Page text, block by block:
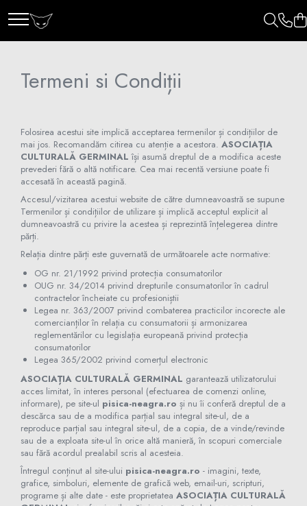
Termeni si Condiții
Folosirea acestui site implică acceptarea termenilor și condițiilor de
mai jos. Recomandăm citirea cu atenție a acestora. ASOCIAȚIA
CULTURALĂ GERMINAL își asumă dreptul de a modifica aceste
prevederi fără o altă notificare. Cea mai recentă versiune poate fi
accesată în această pagină.
Accesul/vizitarea acestui website de către dumneavoastră se supune
Termenilor și condițiilor de utilizare și implică acceptul explicit al
dumneavoastră cu privire la acestea și reprezintă înțelegerea dintre
părți.
Relația dintre părți este guvernată de următoarele acte normative:
OG nr. 21/1992 privind protecția consumatorilor
OUG nr. 34/2014 privind drepturile consumatorilor în cadrul
contractelor încheiate cu profesioniștii
Legea nr. 363/2007 privind combaterea practicilor incorecte ale
comercianților în relația cu consumatorii și armonizarea
reglementărilor cu legislația europeană privind protecția
consumatorilor
Legea 365/2002 privind comerțul electronic
ASOCIAȚIA CULTURALĂ GERMINAL garantează utilizatorului
acces limitat, în interes personal (efectuarea de comenzi online,
informare), pe site-ul pisica-neagra.ro și nu îi conferă dreptul de a
descărca sau de a modifica parțial sau integral site-ul, de a
reproduce parțial sau integral site-ul, de a copia, de a vinde/revinde
sau de a exploata site-ul în orice altă manieră, în scopuri comerciale
sau fără acordul prealabil scris al acesteia.
Întregul conținut al site-ului pisica-neagra.ro - imagini, texte,
grafice, simboluri, elemente de grafică web, email-uri, scripturi,
programe și alte date - este proprietatea ASOCIAȚIA CULTURALĂ